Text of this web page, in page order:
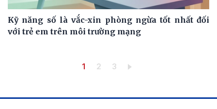
Kỹ năng số là vắc-xin phòng ngừa tốt nhất đối
với trẻ em trên môi trường mạng
Trang hiện thời
1 Trang
2 Trang
3